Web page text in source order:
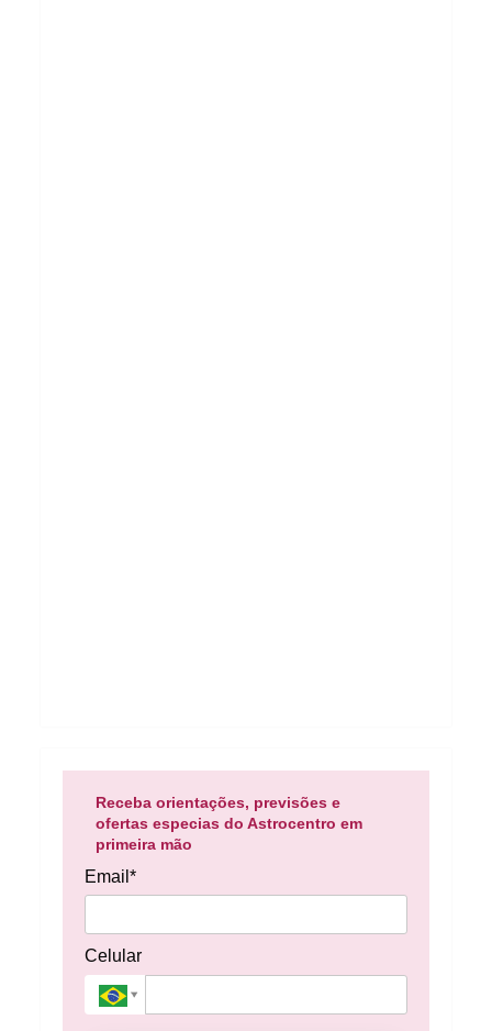
Receba orientações, previsões e
ofertas especias do Astrocentro em
primeira mão
Email*
Celular